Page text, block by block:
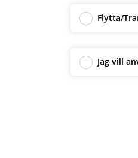
Flytta/
Jag vill